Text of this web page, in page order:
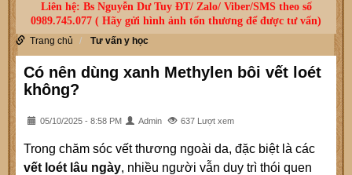
Liên hệ: Bs Nguyễn Dư Tuy ĐT/ Zalo/ Viber/SMS theo số
0989.745.077 ( Hãy gửi hình ảnh tổn thương để được tư vấn)
Trang chủ Tư vấn y học
Có nên dùng xanh Methylen bôi vết loét
không?
05/10/2025 - 8:58 PM Admin 637 Lượt xem
Trong chăm sóc vết thương ngoài da, đặc biệt là các
vết loét lâu ngày, nhiều người vẫn duy trì thói quen